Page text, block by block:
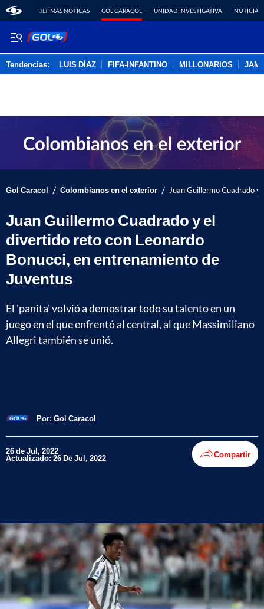
ÚLTIMAS NOTICAS GOL CARACOL UNIDAD INVESTIGATIVA NOTICIAS
Tendencias: LUIS DÍAZ FIFA-INFANTINO MILLONARIOS
Gol Caracol / Colombianos en el exterior / Juan Guillermo Cuadrado
Juan Guillermo Cuadrado y el
divertido reto con Leonardo
Bonucci, en entrenamiento de
Juventus
El 'panita' volvió a demostrar todo su talento en un
juego en el que enfrentó al central, al que Massimiliano
Allegri también se unió.
Por: Gol Caracol
26 de Jul, 2022
Actualizado: 26 De Jul, 2022 Compartir